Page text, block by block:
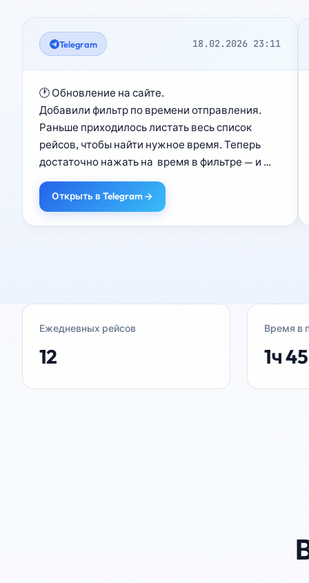
Telegram 18.02.2026 23:11
🕐 Обновление на сайте.
Добавили фильтр по времени отправления.
Раньше приходилось листать весь список
рейсов, чтобы найти нужное время. Теперь
достаточно нажать на  время в фильтре — и
сайт покажет только подходящие рейсы.
Особенно удобно на маршрутах №518 и №505,
где рейсов много и искать нужный было
Открыть в Telegram
Ежедневных рейсов
12
Время в
1ч